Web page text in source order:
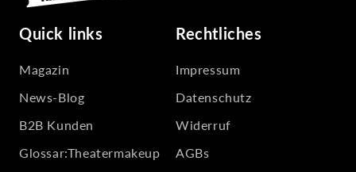
Quick links
Magazin
News-Blog
B2B Kunden
Glossar:Theatermakeup
Rechtliches
Impressum
Datenschutz
Widerruf
AGBs